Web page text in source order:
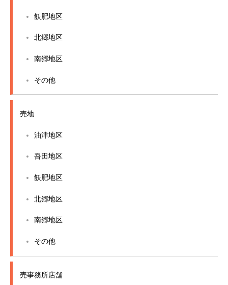
飫肥地区
北郷地区
南郷地区
その他
売地
油津地区
吾田地区
飫肥地区
北郷地区
南郷地区
その他
売事務所店舗